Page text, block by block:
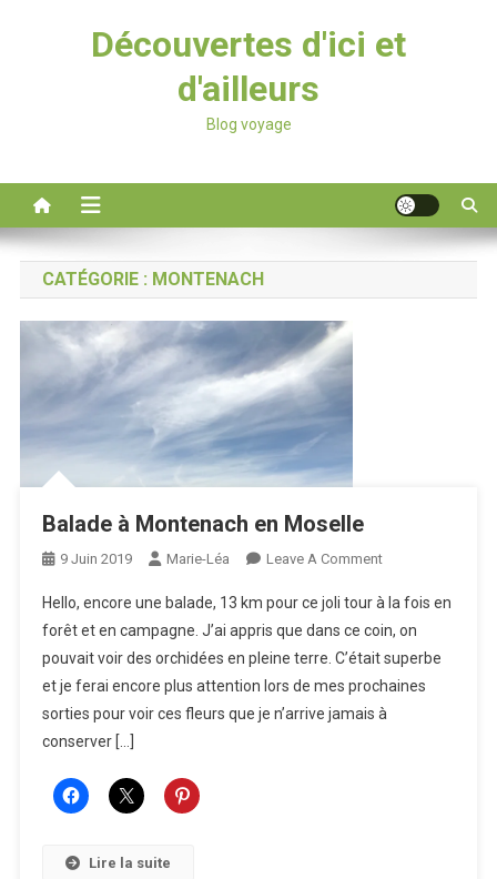
Découvertes d'ici et
d'ailleurs
Blog voyage
CATÉGORIE : MONTENACH
Balade à Montenach en Moselle
9 Juin 2019 Marie-Léa Leave A CommentOn
À
Montenach
En
Moselle
Hello, encore une balade, 13 km pour ce joli tour à la fois en
forêt et en campagne. J’ai appris que dans ce coin, on
pouvait voir des orchidées en pleine terre. C’était superbe
et je ferai encore plus attention lors de mes prochaines
sorties pour voir ces fleurs que je n’arrive jamais à
conserver […]
Lire la suite